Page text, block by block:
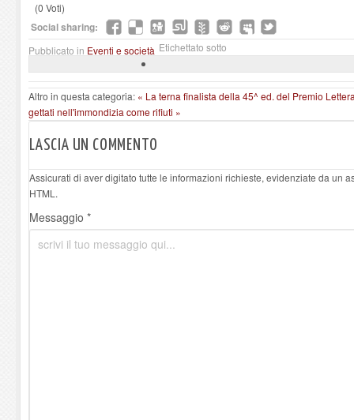
(0 Voti)
Social sharing:
Pubblicato in Eventi e società Etichettato sotto
Altro in questa categoria: « La terna finalista della 45^ ed. del Premio
gettati nell'immondizia come rifiuti »
LASCIA UN COMMENTO
Assicurati di aver digitato tutte le informazioni richieste, evidenziate da un
HTML.
Messaggio *